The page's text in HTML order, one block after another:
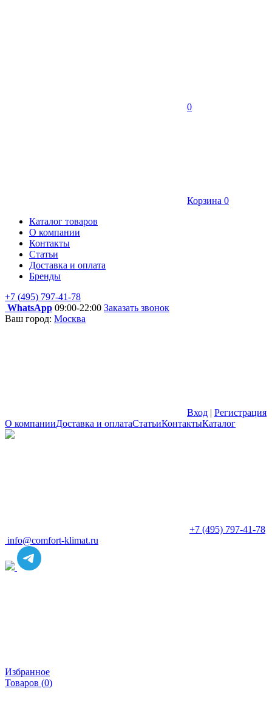
0
Корзина 0
Каталог товаров
О компании
Контакты
Статьи
Доставка и оплата
Бренды
+7 (495) 797-41-78
WhatsApp 09:00-22:00 Заказать звонок
Ваш город: Москва
Вход | Регистрация
О компанииДоставка и оплатаСтатьиКонтактыКаталог
+7 (495) 797-41-78
info@comfort-klimat.ru
Избранное
Товаров (0)